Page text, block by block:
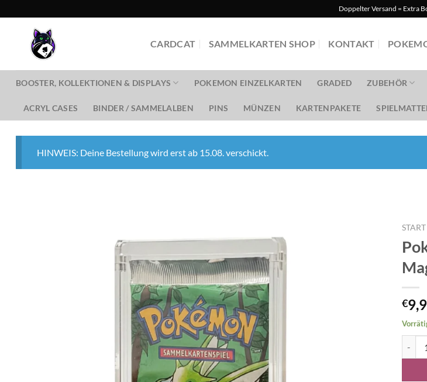
Inhalt
springen
Doppelter Versand = Extra
CARDCAT SAMMELKARTEN SHOP KONTAKT
BOOSTER, KOLLEKTIONEN & DISPLAYS POKEMON EINZELKARTEN GRADED ZUBEHÖR
ACRYL CASES BINDER / SAMMELALBEN PINS MÜNZEN KARTENPAKETE
HINWEIS: Deine Bestellung wird erst ab 15.08. verschickt.
START
€